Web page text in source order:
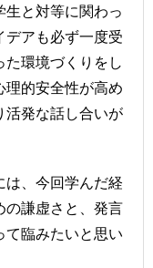
と対等に関わっ
アも必ず一度受
環境づくりをし
的安全性が高め
活発な話し合いが
、今回学んだ経
の謙虚さと、発言
臨みたいと思い